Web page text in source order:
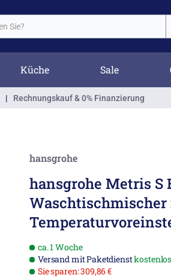
Küche Sale
| Rechnungskauf & 0% Finanzierung
hansgrohe
hansgrohe Metris
ca. 1 Woche
Versand mit Paketdienstkostenlos
Sie sparen: 309,86 €